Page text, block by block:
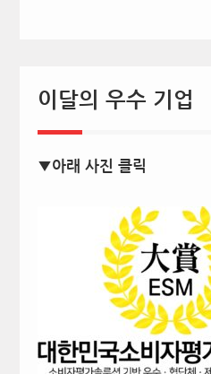
이달의 우수 기업
▼아래 사진 클릭